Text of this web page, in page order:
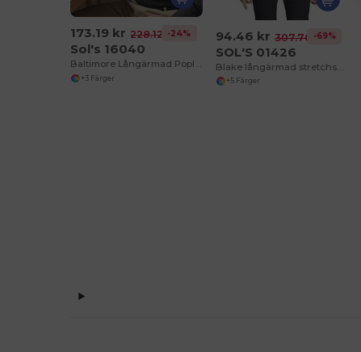
173.19 kr 228.12 kr-24%
Sol's 16040
Baltimore Långärmad Poplin Herrskjorta
+3 Färger
94.46 kr 307.70 kr-69%
SOL'S 01426
+5 Färger